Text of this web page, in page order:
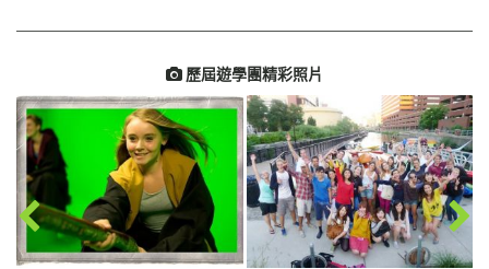
 歷屆遊學團精彩照片